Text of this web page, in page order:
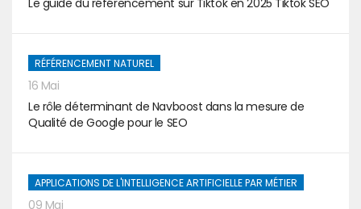
Le guide du référencement sur Tiktok en 2025 Tiktok SEO
RÉFÉRENCEMENT NATUREL
16 Mai
Le rôle déterminant de Navboost dans la mesure de
Qualité de Google pour le SEO
APPLICATIONS DE L'INTELLIGENCE ARTIFICIELLE PAR MÉTIER
09 Mai